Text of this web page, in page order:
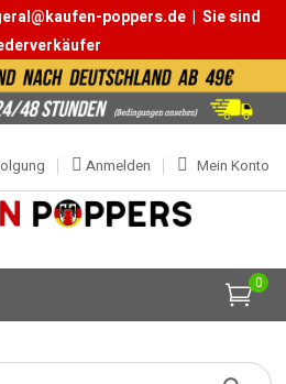
poppers.de | Sie sind
Mein Konto
Anmelden
0
Blue Lad Original 10ml